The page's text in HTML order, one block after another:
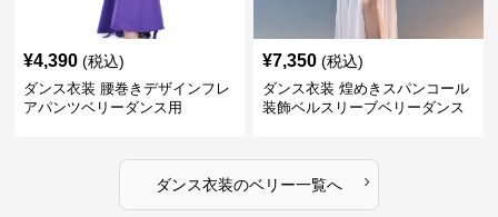
¥4,390 (税込)
ダンス衣装 腰巻きデザインフレ
アパンツベリーダンス用
¥7,350 (税込)
ダンス衣装 煌めきスパンコール
装飾ベルスリーブベリーダンス
ダンス衣装のベリー一覧へ ›